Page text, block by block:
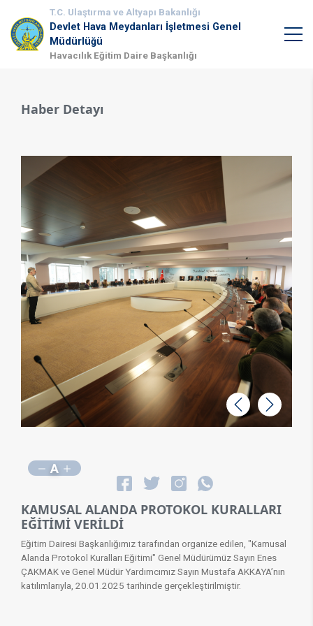
T.C. Ulaştırma ve Altyapı Bakanlığı
Devlet Hava Meydanları İşletmesi Genel
Müdürlüğü
Havacılık Eğitim Daire Başkanlığı
Haber Detayı
Geri İleri
A
KAMUSAL ALANDA PROTOKOL KURALLARI
EĞİTİMİ VERİLDİ
Eğitim Dairesi Başkanlığımız tarafından organize edilen, "Kamusal
Alanda Protokol Kuralları Eğitimi" Genel Müdürümüz Sayın Enes
ÇAKMAK ve Genel Müdür Yardımcımız Sayın Mustafa AKKAYA’nın
katılımlarıyla, 20.01.2025 tarihinde gerçekleştirilmiştir.